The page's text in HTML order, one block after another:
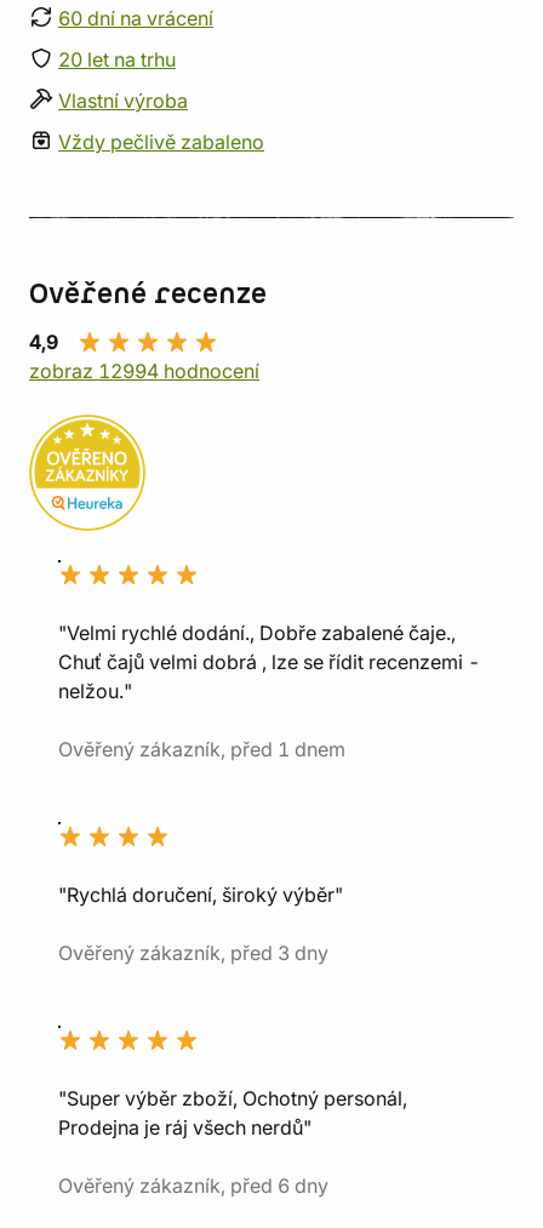
60 dní na vrácení
20 let na trhu
Vlastní výroba
Vždy pečlivě zabaleno
Ověřené recenze
4,9
zobraz 12994 hodnocení
"Velmi rychlé dodání., Dobře zabalené čaje.,
Chuť čajů velmi dobrá , lze se řídit recenzemi -
nelžou."
Ověřený zákazník, před 1 dnem
"Rychlá doručení, široký výběr"
Ověřený zákazník, před 3 dny
"Super výběr zboží, Ochotný personál,
Prodejna je ráj všech nerdů"
Ověřený zákazník, před 6 dny